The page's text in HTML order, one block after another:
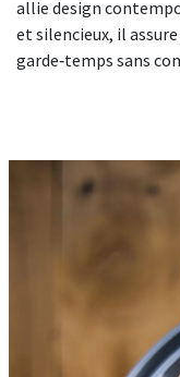
allie design
et silencieux, il
garde‑temps sans